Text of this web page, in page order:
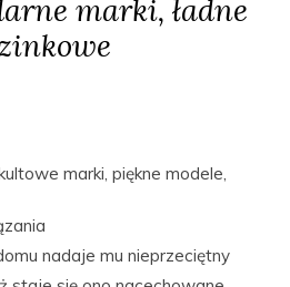
marki, ładne
marki, piękne modele,
nadaje mu nieprzeciętny